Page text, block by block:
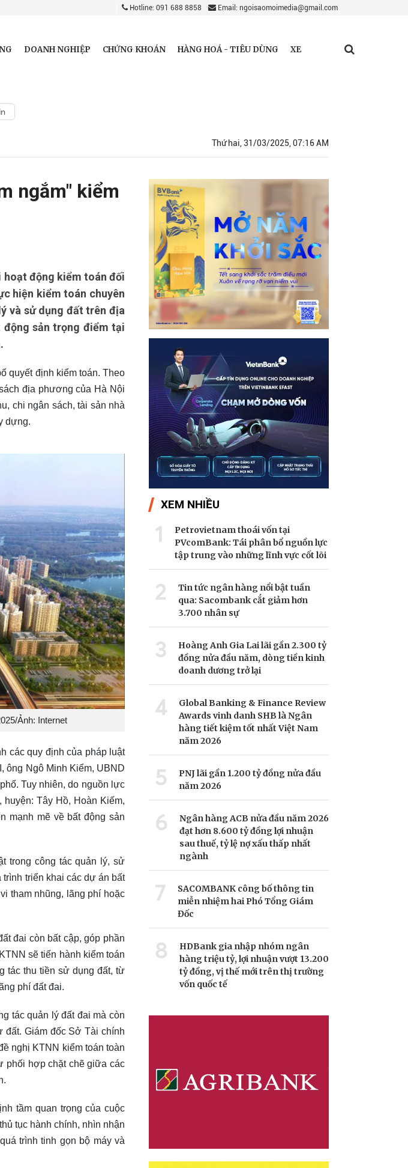
Hotline: 091 688 8858 Email: ngoisaomoimedia@gmail.com
DOANH NGHIỆP CHỨNG KHOÁN HÀNG HOÁ - TIÊU DÙNG XE
Thứ hai, 31/03/2025, 07:16 AM
ngắm" kiểm
hoạt động kiểm toán đối
hiện kiểm toán chuyên
và sử dụng đất trên địa
động sản trọng điểm tại
quyết định kiểm toán. Theo
địa phương của Hà Nội
chi ngân sách, tài sản nhà
dựng.
Ảnh: Internet
các quy định của pháp luật
ông Ngô Minh Kiểm, UBND
Tuy nhiên, do nguồn lực
Tây Hồ, Hoàn Kiếm,
mạnh mẽ về bất động sản
trong công tác quản lý, sử
triển khai các dự án bất
tham nhũng, lãng phí hoặc
đai còn bất cập, góp phần
sẽ tiến hành kiểm toán
tác thu tiền sử dụng đất, từ
phí đất đai.
tác quản lý đất đai mà còn
đất. Giám đốc Sở Tài chính
nghị KTNN kiểm toán toàn
phối hợp chặt chẽ giữa các
tầm quan trọng của cuộc
tục hành chính, nhìn nhận
trình tinh gọn bộ máy và
XEM NHIỀU
1
Petrovietnam thoái vốn tại
PVcomBank: Tái phân bổ nguồn lực
tập trung vào những lĩnh vực cốt lõi
2
Tin tức ngân hàng nổi bật tuần
qua: Sacombank cắt giảm hơn
3.700 nhân sự
3
Hoàng Anh Gia Lai lãi gần 2.300 tỷ
đồng nửa đầu năm, dòng tiền kinh
doanh dương trở lại
4
Global Banking & Finance Review
Awards vinh danh SHB là Ngân
hàng tiết kiệm tốt nhất Việt Nam
năm 2026
5
PNJ lãi gần 1.200 tỷ đồng nửa đầu
năm 2026
6
Ngân hàng ACB nửa đầu năm 2026
đạt hơn 8.600 tỷ đồng lợi nhuận
sau thuế, tỷ lệ nợ xấu thấp nhất
ngành
7
SACOMBANK công bố thông tin
miễn nhiệm hai Phó Tổng Giám
Đốc
8
HDBank gia nhập nhóm ngân
hàng triệu tỷ, lợi nhuận vượt 13.200
tỷ đồng, vị thế mới trên thị trường
vốn quốc tế